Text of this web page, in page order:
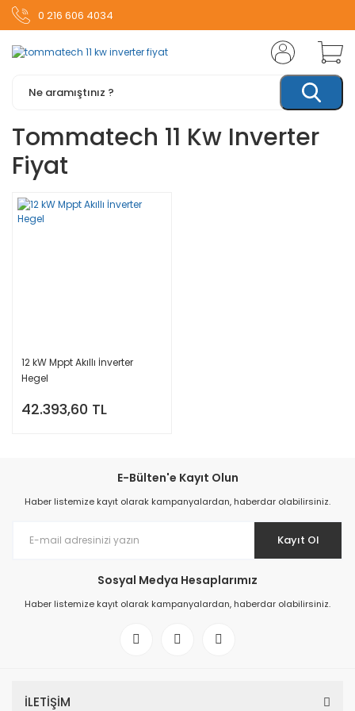
0 216 606 4034
Tommatech 11 Kw Inverter
Fiyat
12 kW Mppt Akıllı İnverter
Hegel
42.393,60 TL
E-Bülten'e Kayıt Olun
Haber listemize kayıt olarak kampanyalardan, haberdar olabilirsiniz.
Kayıt Ol
Sosyal Medya Hesaplarımız
Haber listemize kayıt olarak kampanyalardan, haberdar olabilirsiniz.
İLETİŞİM